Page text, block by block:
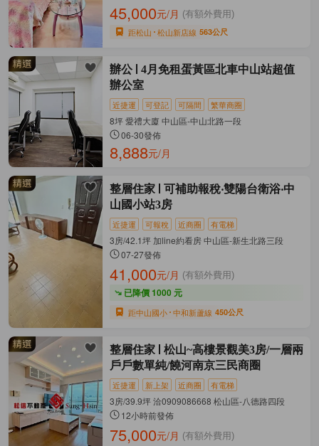
45,000元/月 (有額外費用)
距松山 松山新店線 563公尺
辦公
4月免租蛋黃區北車中山站超值
辦公室
近捷運 可登記 可隔間 繁華商圈
8坪 愛禮大廈 中山區-中山北路一段
06-30發佈
8,888元/月
整層住家
可補助報稅‧雙陽台衛浴‧中
山國小站3房
近捷運 可報稅 近商圈 有電梯
3房/42.1坪 加line約看房 中山區-新生北路三段
07-27發佈
41,000元/月 (有額外費用)
已降價 1000 元
距中山國小 中和新蘆線 450公尺
整層住家
松山~高樓景觀美3房/一層兩
戶戶數單純/饒河南京三民商圈
近捷運 新上架 近商圈 有電梯
3房/39.9坪 洽0909086668 松山區-八德路四段
12小時前發佈
75,000元/月 (有額外費用)